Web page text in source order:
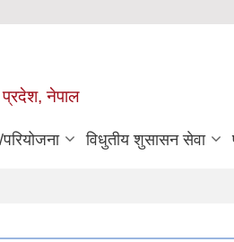
प्रदेश, नेपाल
विधुतीय शुसासन सेवा